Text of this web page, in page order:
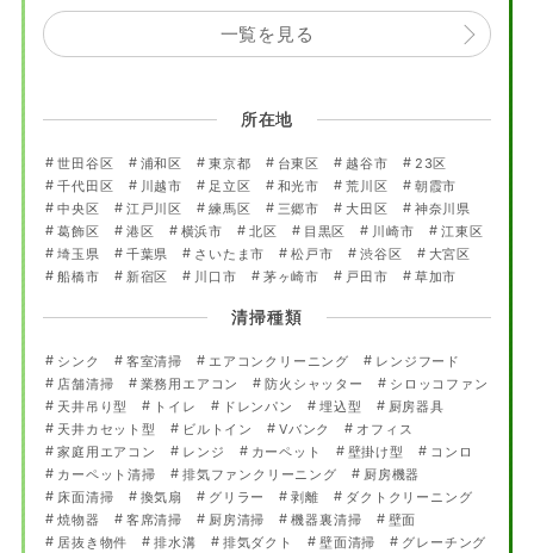
一覧を見る
所在地
世田谷区 浦和区 東京都 台東区 越谷市
23区
千代田区
川越市 足立区 和光市 荒川区
朝霞市
中央区
江戸川区 練馬区 三郷市 大田区
神奈川県
葛飾区
港区 横浜市 北区 目黒区 川崎市
江東区
埼玉県
千葉県 さいたま市 松戸市 渋谷区
大宮区
船橋市
新宿区 川口市 茅ヶ崎市 戸田市 草加市
清掃種類
シンク 客室清掃 エアコンクリーニング
レンジフード
店舗清掃
業務用エアコン 防火シャッター
シロッコファン
天井吊り型
トイレ ドレンパン 埋込型
厨房器具
天井カセット型
ビルトイン Vバンク
オフィス
家庭用エアコン
レンジ カーペット 壁掛け型
コンロ
カーペット清掃
排気ファンクリーニング
厨房機器
床面清掃
換気扇 グリラー 剥離
ダクトクリーニング
焼物器
客席清掃 厨房清掃 機器裏清掃
壁面
居抜き物件
排水溝 排気ダクト 壁面清掃
グレーチング